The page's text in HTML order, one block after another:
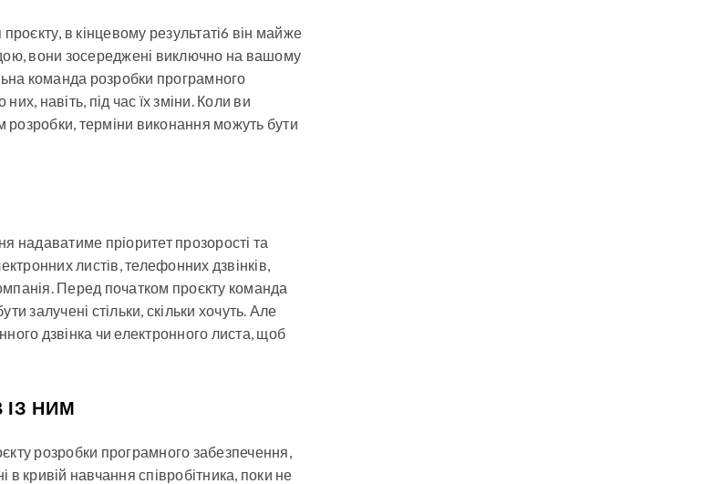
в кінцевому результаті6 він майже
вони зосереджені виключно на вашому
команда розробки програмного
навіть, під час їх зміни. Коли ви
терміни виконання можуть бути
надаватиме пріоритет прозорості та
листів, телефонних дзвінків,
Перед початком проєкту команда
залучені стільки, скільки хочуть. Але
дзвінка чи електронного листа, щоб
НИМ
розробки програмного забезпечення,
кривій навчання співробітника, поки не